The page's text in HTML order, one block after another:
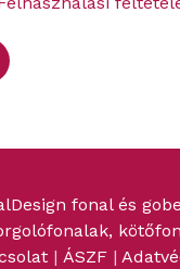
fonal és
| ÁSZF |